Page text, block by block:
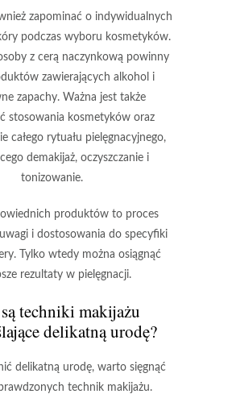
zapominać o indywidualnych
podczas wyboru kosmetyków.
z cerą naczynkową powinny
zawierających alkohol i
zapachy. Ważna jest także
stosowania kosmetyków oraz
całego rytuału pielęgnacyjnego,
demakijaż, oczyszczanie i
tonizowanie.
produktów to proces
i dostosowania do specyfiki
Tylko wtedy można osiągnąć
rezultaty w pielęgnacji.
techniki makijażu
delikatną urodę?
delikatną urodę, warto sięgnąć
technik makijażu.